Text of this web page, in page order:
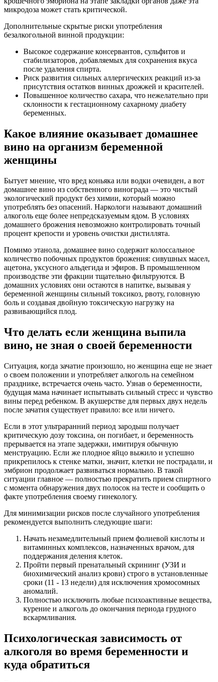
микродоза может стать критической.
Дополнительные скрытые риски употребления
безалкогольной винной продукции:
Высокое содержание консервантов, сульфитов и
стабилизаторов, добавляемых для сохранения вкуса
после удаления спирта.
Риск развития сильных аллергических реакций из-за
присутствия остатков винных дрожжей и красителей.
Повышенное количество сахара, что нежелательно при
склонности к гестационному сахарному диабету
беременных.
Какое влияние оказывает домашнее
вино на организм беременной
женщины
Бытует мнение, что вред коньяка или водки очевиден, а вот
домашнее вино из собственного винограда — это чистый
экологический продукт без химии, который можно
употреблять без опасений. Наркологи называют домашний
алкоголь еще более непредсказуемым ядом. В условиях
домашнего брожения невозможно контролировать точный
процент крепости и уровень очистки дистиллята.
Помимо этанола, домашнее вино содержит колоссальное
количество побочных продуктов брожения: сивушных масел,
ацетона, уксусного альдегида и эфиров. В промышленном
производстве эти фракции тщательно фильтруются. В
домашних условиях они остаются в напитке, вызывая у
беременной женщины сильный токсикоз, рвоту, головную
боль и создавая двойную токсическую нагрузку на
развивающийся плод.
Что делать если женщина выпила
вино, не зная о своей беременности
Ситуация, когда зачатие произошло, но женщина еще не знает
о своем положении и употребляет алкоголь на семейном
празднике, встречается очень часто. Узнав о беременности,
будущая мама начинает испытывать сильный стресс и чувство
вины перед ребенком. В акушерстве для первых двух недель
после зачатия существует правило: все или ничего.
Если в этот ультраранний период зародыш получает
критическую дозу токсина, он погибает, и беременность
прерывается на этапе задержки, имитируя обычную
менструацию. Если же плодное яйцо выжило и успешно
прикрепилось к стенке матки, значит, клетки не пострадали, и
эмбрион продолжает развиваться нормально. В такой
ситуации главное — полностью прекратить прием спиртного
с момента обнаружения двух полосок на тесте и сообщить о
факте употребления своему гинекологу.
Для минимизации рисков после случайного употребления
рекомендуется выполнить следующие шаги:
Начать незамедлительный прием фолиевой кислоты и
витаминных комплексов, назначенных врачом, для
поддержания деления клеток.
Пройти первый пренатальный скрининг (УЗИ и
биохимический анализ крови) строго в установленные
сроки (11 - 13 недели) для исключения хромосомных
аномалий.
Полностью исключить любые психоактивные вещества,
курение и алкоголь до окончания периода грудного
вскармливания.
Психологическая зависимость от
алкоголя во время беременности и
куда обратиться